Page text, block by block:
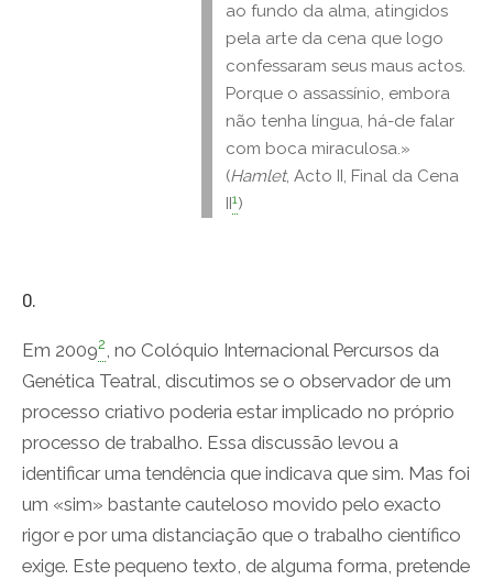
ao fundo da alma, atingidos
pela arte da cena que logo
confessaram seus maus actos.
Porque o assassínio, embora
não tenha língua, há-de falar
com boca miraculosa.»
(Hamlet, Acto II, Final da Cena
II1 )
0.
Em 20092 , no Colóquio Internacional Percursos da
Genética Teatral, discutimos se o observador de um
processo criativo poderia estar implicado no próprio
processo de trabalho. Essa discussão levou a
identificar uma tendência que indicava que sim. Mas foi
um «sim» bastante cauteloso movido pelo exacto
rigor e por uma distanciação que o trabalho científico
exige. Este pequeno texto, de alguma forma, pretende